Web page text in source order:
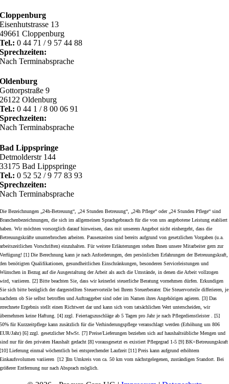
Cloppenburg
Eisenhutstrasse 13
49661 Cloppenburg
Tel.: 0 44 71 / 9 57 44 88
Sprechzeiten:
Nach Terminabsprache
Oldenburg
Gottorpstraße 9
26122 Oldenburg
Tel.: 0 44 1 / 8 00 06 91
Sprechzeiten:
Nach Terminabsprache
Bad Lippspringe
Detmolderstr 144
33175 Bad Lippspringe
Tel.: 0 52 52 / 9 77 83 93
Sprechzeiten:
Nach Terminabsprache
Die Bezeichnungen „24h-Betreuung“, „24 Stunden Betreuung“, „24h Pflege“ oder „24 Stunden Pflege“ sind
Branchenbezeichnungen, die sich im allgemeinen Sprachgebrauch für die von uns angebotene Leistung etabliert
haben. Wir möchten vorsorglich darauf hinweisen, dass mit unserem Angebot nicht einhergeht, dass die
Betreuungskräfte ununterbrochen arbeiten. Pausenzeiten sind bereits aufgrund von gesetzlichen Vorgaben (u.a.
arbeitszeitlichen Vorschriften) einzuhalten. Für weitere Erläuterungen stehen Ihnen unsere Mitarbeiter gern zur
Verfügung! [1] Die Berechnung kann je nach Anforderungen, den persönlichen Erfahrungen der Betreuungskraft,
den benötigten Qualifikationen, gesundheitlichen Einschränkungen, besonderen Serviceleistungen und
Wünschen in Bezug auf die Ausgestaltung der Arbeit als auch die Umstände, in denen die Arbeit vollzogen
wird, variieren. [2] Bitte beachten Sie, dass wir keinerlei steuerliche Beratung vornehmen dürfen. Erkundigen
Sie sich bitte bezüglich der dargestellten Steuervorteile bei Ihrem Steuerberater. Die Steuervorteile differieren, je
nachdem ob Sie selbst betroffen und Auftraggeber sind oder im Namen ihres Angehörigen agieren. [3] Das
errechnete Ergebnis stellt einen Richtwert dar und kann sich vom tatsächlichen Wert unterscheiden, wir
übernehmen keine Haftung. [4] zzgl. Feiertagszuschläge ab 5 Tagen pro Jahr je nach Pflegedienstleister . [5]
50% für Kurzzeitpflege kann zusätzlich für die Verhinderungspflege veranschlagt werden (Erhöhung um 806
EUR/Jahr) [6] zzgl. gesetzlicher MwSt. [7] Preise/Lieferungen beziehen sich auf haushaltsübliche Mengen und
sind nur für den privaten Haushalt gedacht [8] vorausgesetzt es existiert Pflegegrad 1-5 [9] BK=Betreuungskraft
[10] Lieferung einmal wöchentlich bei entsprechender Laufzeit [11] Preis kann aufgrund erhöhtem
Einkaufsvolumen variieren [12 ]Im Umkreis von ca. 50 km vom nächstgelegenen, zuständigen Standort. Bei
größerer Entfernung nur nach Absprach möglich.